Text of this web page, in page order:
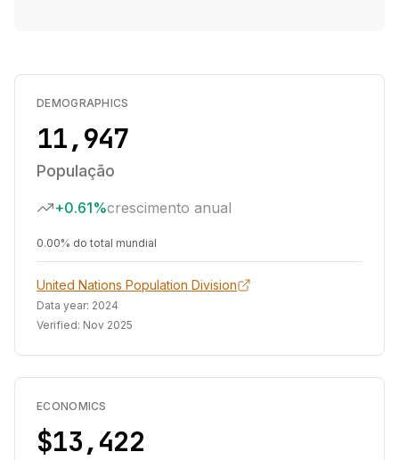
DEMOGRAPHICS
11,947
População
+0.61%crescimento anual
0.00% do total mundial
United Nations Population Division
Data year: 2024
Verified: Nov 2025
ECONOMICS
$13,422